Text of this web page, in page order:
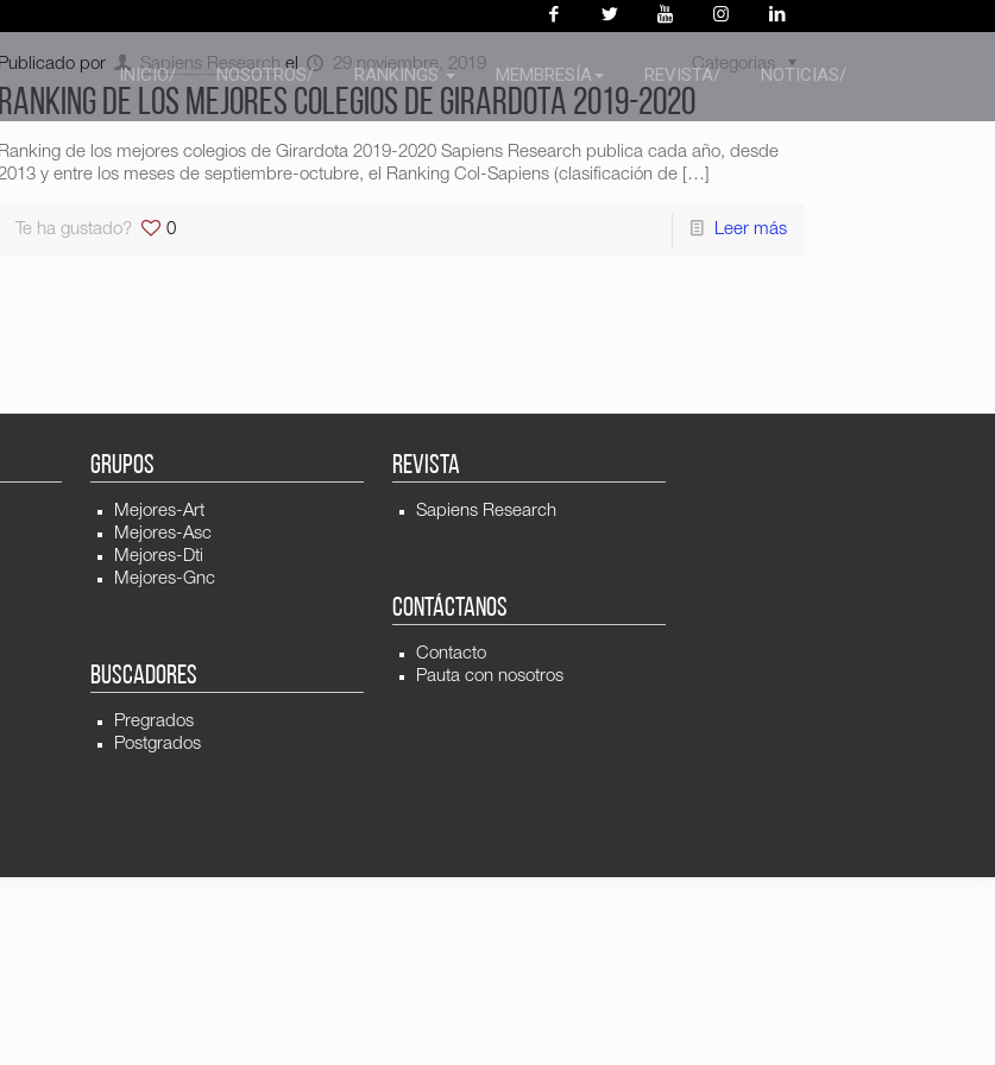
INICIO/ NOSOTROS/ RANKINGS MEMBRESÍA REVISTA/ NOTICIAS/
Publicado por Sapiens Research el 29 noviembre, 2019 Categorias
Ranking de los mejores colegios de Girardota 2019-2020
Ranking de los mejores colegios de Girardota 2019-2020 Sapiens Research publica cada año, desde
y entre los meses de septiembre-octubre, el Ranking Col-Sapiens (clasificación de[…]
Te ha gustado? 0 Leer más
GRUPOS
Mejores-Art
Mejores-Asc
Mejores-Dti
Mejores-Gnc
BUSCADORES
Pregrados
Postgrados
REVISTA
Sapiens Research
CONTÁCTANOS
Contacto
Pauta con nosotros